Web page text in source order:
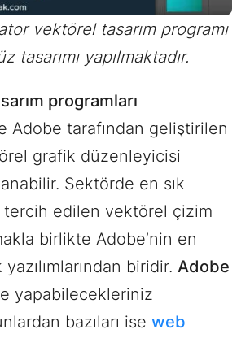
vektörel tasarım programı
tasarımı yapılmaktadır.
programları
Adobe tarafından geliştirilen
grafik düzenleyicisi
Sektörde en sık
tercih edilen vektörel çizim
birlikte Adobe’nin en
biridir.Adobe
yapabilecekleriniz
bazıları iseweb